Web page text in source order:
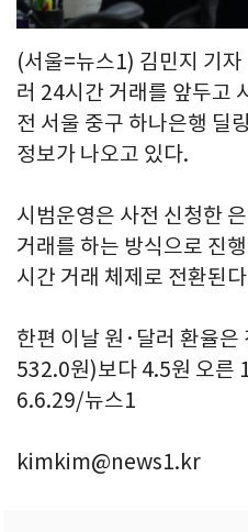
(서울=뉴스1) 김민지 기
러 24시간 거래를 앞두고
전 서울 중구 하나은행 딜
정보가 나오고 있다.
시범운영은 사전 신청한
거래를 하는 방식으로 진
시간 거래 체제로 전환된
한편 이날 원·달러 환율
532.0원)보다 4.5원 오른
6.6.29/뉴스1
kimkim@news1.kr